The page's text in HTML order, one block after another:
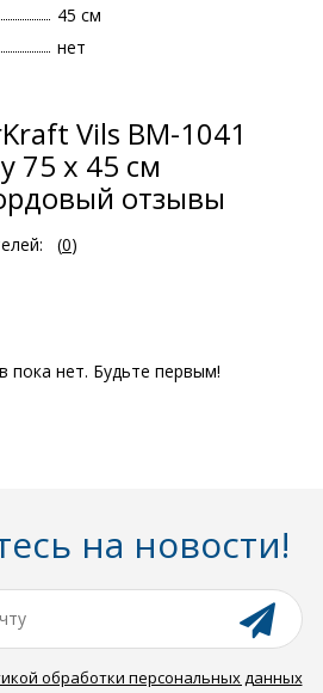
45 см
нет
Vils BM-1041
75 x 45 см
отзывы
(0)
нет. Будьте первым!
на новости!
обработки персональных данных